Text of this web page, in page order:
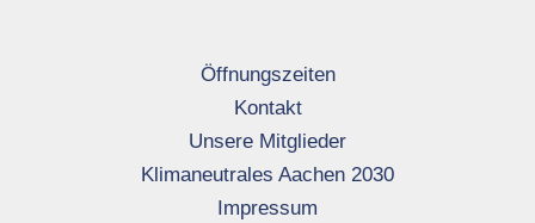
Öffnungszeiten
Kontakt
Unsere Mitglieder
Klimaneutrales Aachen 2030
Impressum